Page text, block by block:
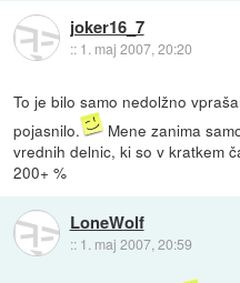
joker16_7
:: 1. maj 2007, 20:20
To je bilo samo nedolžno
pojasnilo.
Mene zanima
vrednih delnic, ki so v kratkem
200+ %
LoneWolf
:: 1. maj 2007, 20:59